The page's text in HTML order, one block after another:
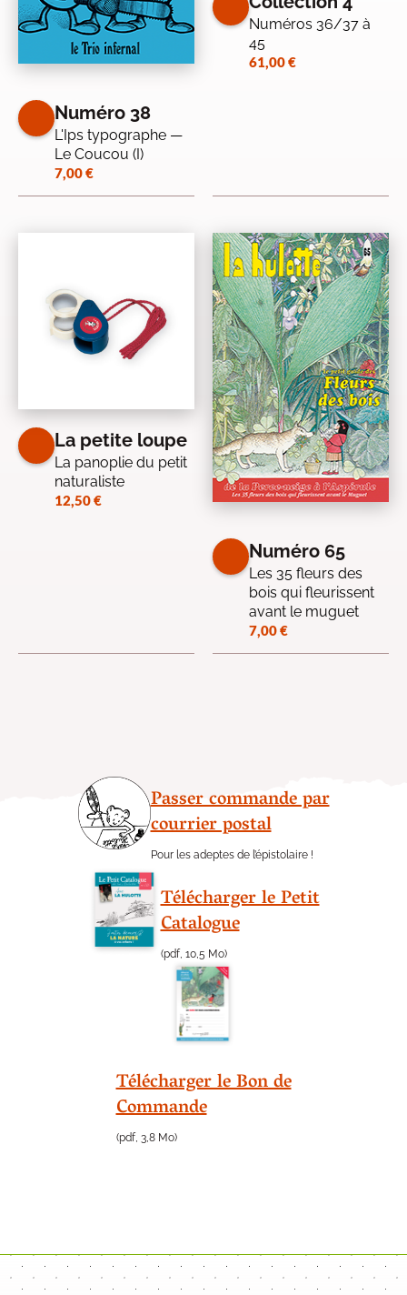
Numéro 38
L'Ips typographe —
Le Coucou (I)
7,00€
Numéros 36/37 à
45
61,00€
La petite loupe
La panoplie du petit
naturaliste
12,50€
Numéro 65
Les 35 fleurs des
bois qui fleurissent
avant le muguet
7,00€
Passer commande par
courrier postal
Pour les adeptes de l’épistolaire !
Télécharger le Petit
Catalogue
(pdf, 10,5 Mo)
Télécharger le Bon de
Commande
(pdf, 3,8 Mo)